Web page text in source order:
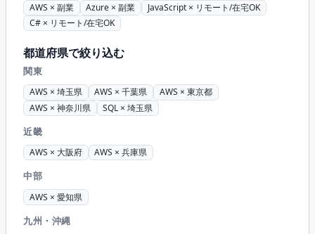
AWS × 副業
Azure × 副業
JavaScript × リモート/在宅OK
C# × リモート/在宅OK
都道府県で絞り込む
関東
AWS × 埼玉県 AWS × 千葉県
AWS × 東京都
AWS × 神奈川県
SQL × 埼玉県
近畿
AWS × 大阪府 AWS × 兵庫県
中部
AWS × 愛知県
九州・沖縄